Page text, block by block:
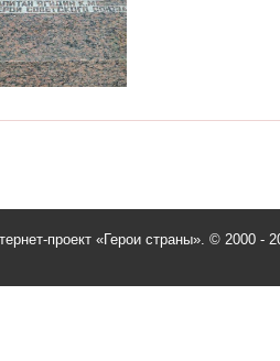
проект «Герои страны». © 2000 -